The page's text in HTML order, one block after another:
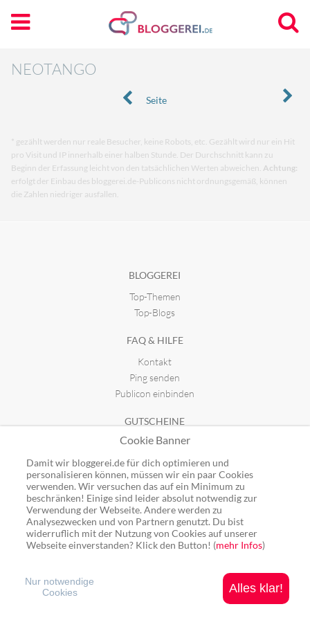
NEOTANGO
Seite
* gezählt werden nur reale Besucher, keine Robots, etc. Gezählt wird nur ein Hit
pro Visit und IP innerhalb einer halben Stunde. Der Durchschnitt kann zu
Beginn der Erfassung leicht von den tatsächlichen Werten abweichen. Achtung:
erfolgt der Einbau des bloggerei.de-Publicons nicht ordnungsgemäß, können
die Zahlen niedriger ausfallen.
BLOGGEREI
Top-Themen
Top-Blogs
FAQ & HILFE
Kontakt
Ping senden
Publicon einbinden
GUTSCHEINE
Top-Gutscheine
Alle Shops
Ping: http://rpc.bloggerei.de/ping/ (*nur für angemeldete Blogs)
Blogverzeichnis Bloggerei.de © 2006 - 2026
Cookie Banner
Damit wir bloggerei.de für dich optimieren und
personalisieren können, müssen wir ein paar Cookies
verwenden. Wir versuchen das auf ein Minimum zu
beschränken! Einige sind leider absolut notwendig zur
Verwendung der Webseite. Andere werden zu
Analysezwecken und von Partnern genutzt. Du bist
widerruflich mit der Nutzung von Cookies auf unserer
Webseite einverstanden? Klick den Button! (mehr Infos)
Alles klar!
Nur notwendige
Cookies